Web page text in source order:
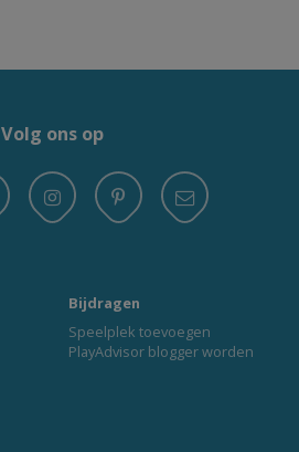
Volg ons op
Bijdragen
Speelplek toevoegen
PlayAdvisor blogger worden